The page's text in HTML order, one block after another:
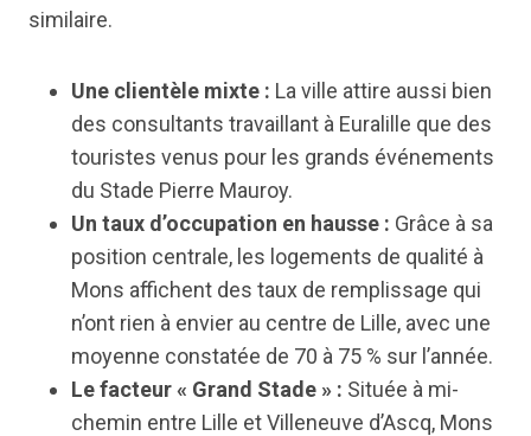
similaire.
Une clientèle mixte : La ville attire aussi bien
des consultants travaillant à Euralille que des
touristes venus pour les grands événements
du Stade Pierre Mauroy.
Un taux d’occupation en hausse : Grâce à sa
position centrale, les logements de qualité à
Mons affichent des taux de remplissage qui
n’ont rien à envier au centre de Lille, avec une
moyenne constatée de 70 à 75 % sur l’année.
Le facteur « Grand Stade » : Située à mi-
chemin entre Lille et Villeneuve d’Ascq, Mons